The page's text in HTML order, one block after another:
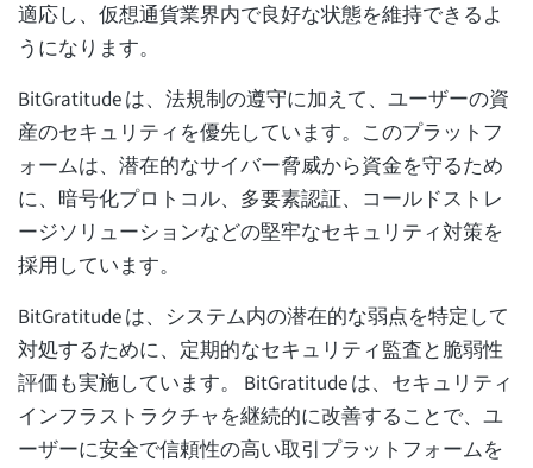
適応し、仮想通貨業界内で良好な状態を維持できるよ
うになります。
BitGratitude は、法規制の遵守に加えて、ユーザーの資
産のセキュリティを優先しています。このプラットフ
ォームは、潜在的なサイバー脅威から資金を守るため
に、暗号化プロトコル、多要素認証、コールドストレ
ージソリューションなどの堅牢なセキュリティ対策を
採用しています。
BitGratitude は、システム内の潜在的な弱点を特定して
対処するために、定期的なセキュリティ監査と脆弱性
評価も実施しています。 BitGratitude は、セキュリティ
インフラストラクチャを継続的に改善することで、ユ
ーザーに安全で信頼性の高い取引プラットフォームを